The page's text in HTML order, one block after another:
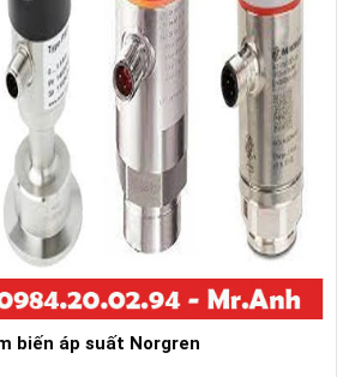
biến áp suất Norgren